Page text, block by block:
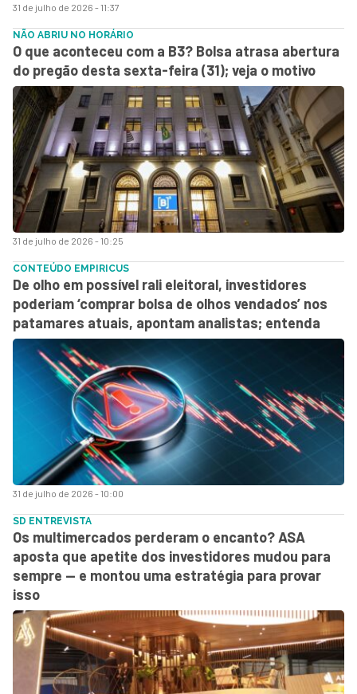
31 de julho de 2026 - 11:37
31 de julho de 2026 - 10:25
NÃO ABRIU NO HORÁRIO
O que aconteceu com a B3? Bolsa atrasa abertura
do pregão desta sexta-feira (31); veja o motivo
31 de julho de 2026 - 10:00
CONTEÚDO EMPIRICUS
De olho em possível rali eleitoral, investidores
poderiam ‘comprar bolsa de olhos vendados’ nos
patamares atuais, apontam analistas; entenda
SD ENTREVISTA
Os multimercados perderam o encanto? ASA
aposta que apetite dos investidores mudou para
sempre — e montou uma estratégia para provar
isso